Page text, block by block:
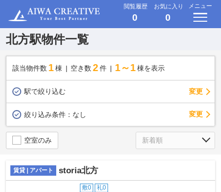
閲覧履歴
0
お気に入り
0
メニュー
北方駅物件一覧
該当物件数 1棟 空き数 2 件 1～1 棟を表示
駅で絞り込む 変更
絞り込み条件： なし 変更
空室のみ
賃貸 | アパート storia北方
敷0 礼0